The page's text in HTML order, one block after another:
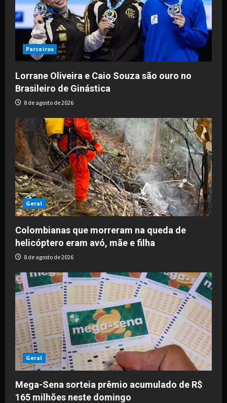
Parceiros
Lorrane Oliveira e Caio Souza são ouro no
Brasileiro de Ginástica
8 de agosto de 2026
Geral
Colombianas que morreram na queda de
helicóptero eram avó, mãe e filha
8 de agosto de 2026
Geral
Mega-Sena sorteia prêmio acumulado de R$
165 milhões neste domingo